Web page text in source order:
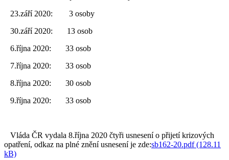
23.září 2020: 3 osoby
30.září 2020: 13 osob
6.října 2020: 33 osob
7.října 2020: 33 osob
8.října 2020: 30 osob
9.října 2020: 33 osob
Vláda ČR vydala 8.října 2020 čtyři usnesení o přijetí krizových
opatření, odkaz na plné znění usnesení je zde:sb162-20.pdf (128.11
kB)